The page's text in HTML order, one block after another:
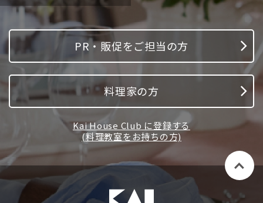
PR・販促をご担当の方
料理家の方
Kai House Club に登録する
(料理教室をお持ちの方)